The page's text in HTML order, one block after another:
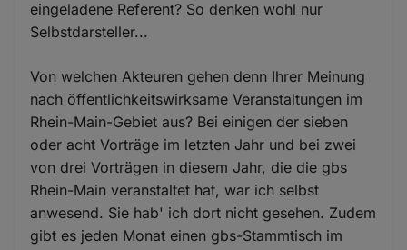
eingeladene Referent? So denken wohl nur
Selbstdarsteller...
Von welchen Akteuren gehen denn Ihrer Meinung
nach öffentlichkeitswirksame Veranstaltungen im
Rhein-Main-Gebiet aus? Bei einigen der sieben
oder acht Vorträge im letzten Jahr und bei zwei
von drei Vorträgen in diesem Jahr, die die gbs
Rhein-Main veranstaltet hat, war ich selbst
anwesend. Sie hab' ich dort nicht gesehen. Zudem
gibt es jeden Monat einen gbs-Stammtisch im